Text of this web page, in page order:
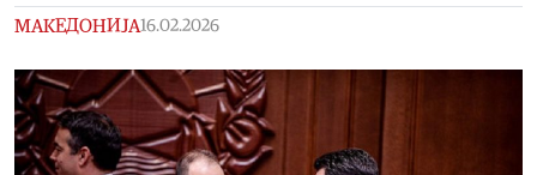
МАКЕДОНИЈА16.02.2026